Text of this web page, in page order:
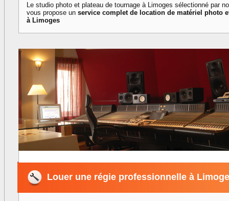
Le studio photo et plateau de tournage à Limoges sélectionné par
vous propose un service complet de location de matériel photo
à Limoges
Louer une régie professionnelle à